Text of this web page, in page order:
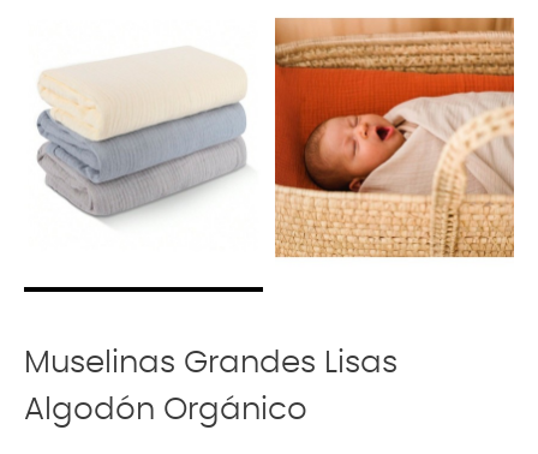
Muselinas Grandes Lisas
Algodón Orgánico